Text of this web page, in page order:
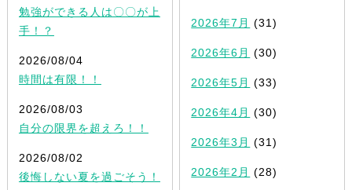
勉強ができる人は〇〇が上
手！？
2026/08/04
時間は有限！！
2026/08/03
自分の限界を超えろ！！
2026/08/02
後悔しない夏を過ごそう！
2026年7月 (31)
2026年6月 (30)
2026年5月 (33)
2026年4月 (30)
2026年3月 (31)
2026年2月 (28)